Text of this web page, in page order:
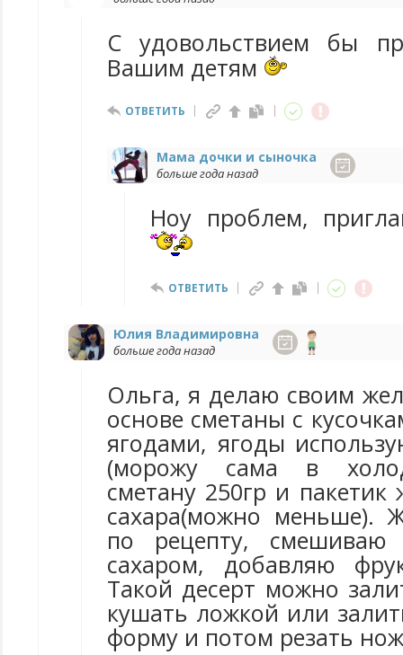
С удовольствием бы
Вашим детям
ОТВЕТИТЬ
Мама дочки и сыночка
больше года назад
Ноу проблем,
ОТВЕТИТЬ
Юлия Владимировна
больше года назад
Ольга, я делаю своим
основе сметаны с
ягодами, ягоды
(морожу сама в
сметану 250гр и пакетик
сахара(можно меньше).
по рецепту,
сахаром, добавляю
Такой десерт можно
кушать ложкой или
форму и потом резать